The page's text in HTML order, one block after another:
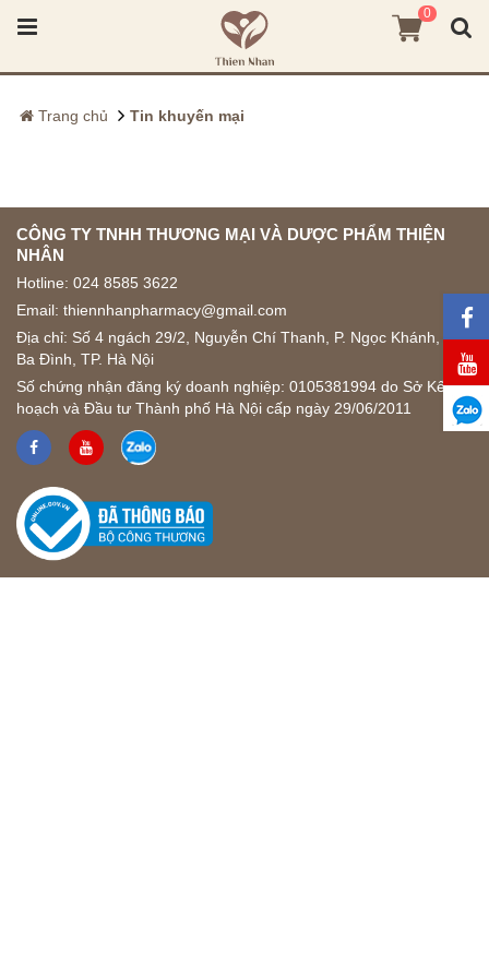
0
Trang chủ Tin khuyến mại
CÔNG TY TNHH THƯƠNG MẠI VÀ DƯỢC PHẨM THIỆN
NHÂN
Hotline: 024 8585 3622
Email: thiennhanpharmacy@gmail.com
Địa chỉ: Số 4 ngách 29/2, Nguyễn Chí Thanh, P. Ngọc Khánh, Q.
Ba Đình, TP. Hà Nội
Số chứng nhận đăng ký doanh nghiệp: 0105381994 do Sở Kế
hoạch và Đầu tư Thành phố Hà Nội cấp ngày 29/06/2011